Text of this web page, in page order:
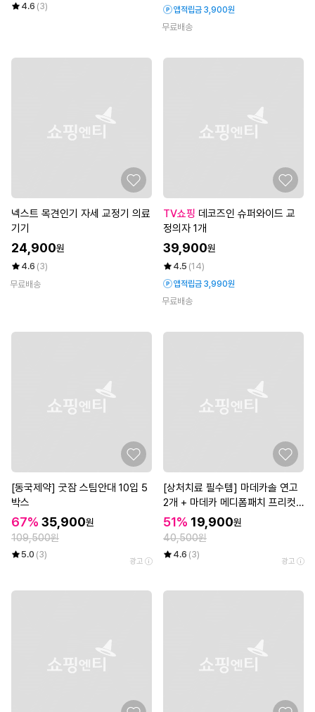
4.6 (3) 앱적립금 3,900원
무료배송
넥스트 목견인기 자세 교정기 의료
기기
24,900원
4.6 (3)
무료배송
TV쇼핑
정의자 1개
39,900원
4.5 (14)
앱적립금 3,990원
무료배송
[동국제약] 굿잠 스팀안대 10입 5
박스
67% 35,900원
109,500원
5.0 (3)
광고
[상처치료 필수템] 마데카솔 연고
2개 + 마데카 메디폼패치 프리컷
2매*3개
51% 19,900원
40,500원
4.6 (3)
광고